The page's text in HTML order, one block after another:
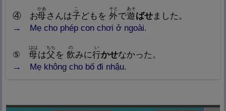
④ お母
かあ
さんは子
こ
どもを 外
そと
で遊
あそ
ばせました。
→ Mẹ cho phép con chơi ở ngoài.
⑤ 母
はは
は父
ちち
を 飲
の
みに行
HÀNH, HẠNH, HÀNG,
い
かせなかった。
→ Mẹ không cho bố đi nhậu.